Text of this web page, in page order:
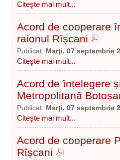
Citeşte mai mult...
Acord de cooperare
raionul Rîșcani
Publicat: Marţi, 07 septembrie
Citeşte mai mult...
Acord de înțelegere
Metropolitană
Publicat: Marţi, 07 septembrie
Citeşte mai mult...
Acord de cooperare
Rîșcani